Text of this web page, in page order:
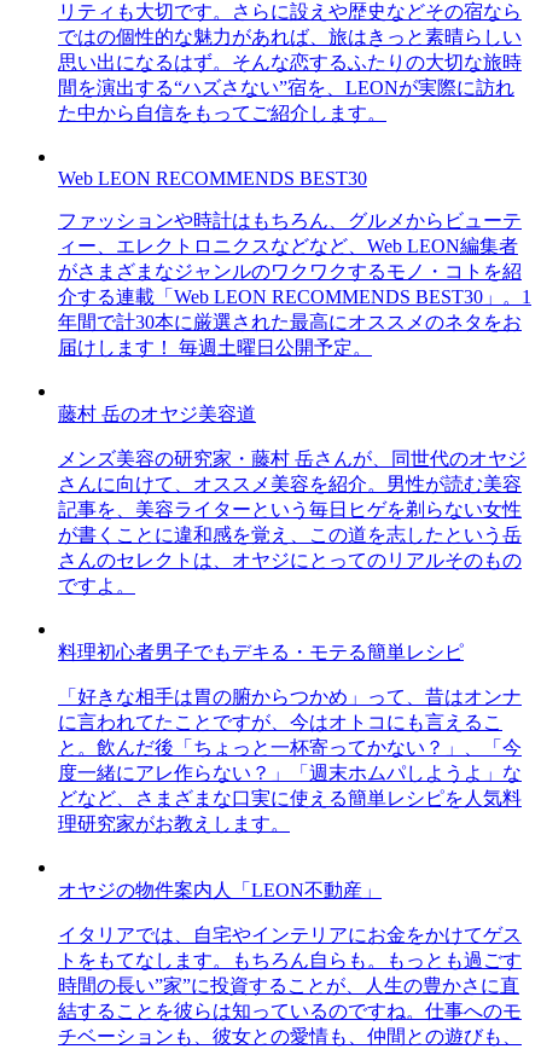
リティも大切です。さらに設えや歴史などその宿なら
ではの個性的な魅力があれば、旅はきっと素晴らしい
思い出になるはず。そんな恋するふたりの大切な旅時
間を演出する“ハズさない”宿を、LEONが実際に訪れ
た中から自信をもってご紹介します。
Web LEON RECOMMENDS BEST30
ファッションや時計はもちろん、グルメからビューテ
ィー、エレクトロニクスなどなど、Web LEON編集者
がさまざまなジャンルのワクワクするモノ・コトを紹
介する連載「Web LEON RECOMMENDS BEST30」。1
年間で計30本に厳選された最高にオススメのネタをお
届けします！ 毎週土曜日公開予定。
藤村 岳のオヤジ美容道
メンズ美容の研究家・藤村 岳さんが、同世代のオヤジ
さんに向けて、オススメ美容を紹介。男性が読む美容
記事を、美容ライターという毎日ヒゲを剃らない女性
が書くことに違和感を覚え、この道を志したという岳
さんのセレクトは、オヤジにとってのリアルそのもの
ですよ。
料理初心者男子でもデキる・モテる簡単レシピ
「好きな相手は胃の腑からつかめ」って、昔はオンナ
に言われてたことですが、今はオトコにも言えるこ
と。飲んだ後「ちょっと一杯寄ってかない？」、「今
度一緒にアレ作らない？」「週末ホムパしようよ」な
どなど、さまざまな口実に使える簡単レシピを人気料
理研究家がお教えします。
オヤジの物件案内人「LEON不動産」
イタリアでは、自宅やインテリアにお金をかけてゲス
トをもてなします。もちろん自らも。もっとも過ごす
時間の長い”家”に投資することが、人生の豊かさに直
結することを彼らは知っているのですね。仕事へのモ
チベーションも、彼女との愛情も、仲間との遊びも、